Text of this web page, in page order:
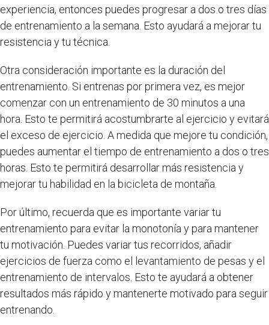
experiencia, entonces puedes progresar a dos o tres días
de entrenamiento a la semana. Esto ayudará a mejorar tu
resistencia y tu técnica.
Otra consideración importante es la duración del
entrenamiento. Si entrenas por primera vez, es mejor
comenzar con un entrenamiento de 30 minutos a una
hora. Esto te permitirá acostumbrarte al ejercicio y evitará
el exceso de ejercicio. A medida que mejore tu condición,
puedes aumentar el tiempo de entrenamiento a dos o tres
horas. Esto te permitirá desarrollar más resistencia y
mejorar tu habilidad en la bicicleta de montaña.
Por último, recuerda que es importante variar tu
entrenamiento para evitar la monotonía y para mantener
tu motivación. Puedes variar tus recorridos, añadir
ejercicios de fuerza como el levantamiento de pesas y el
entrenamiento de intervalos. Esto te ayudará a obtener
resultados más rápido y mantenerte motivado para seguir
entrenando.